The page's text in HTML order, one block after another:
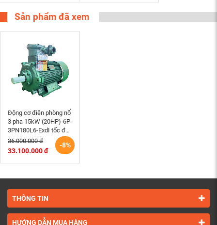
Vihem
Sản phẩm đã xem
Động cơ điện phòng nổ
3 pha 15kW (20HP)-6P-
3PN180L6-ExdI tốc độ
(970~1000) r/min
motor điện cơ Hem-8%
36.000.000 đ
33.100.000 đ
THÔNG TIN
HƯỚNG DẪN MUA HÀNG